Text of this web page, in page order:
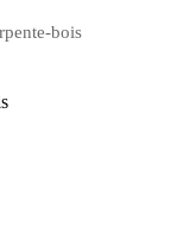
bois